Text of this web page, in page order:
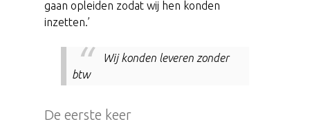
gaan opleiden zodat wij hen konden
inzetten.’
Wij konden leveren zonder
btw
De eerste keer